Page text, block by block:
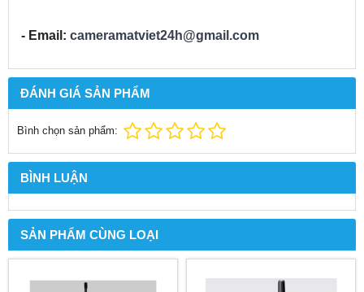
- Email: cameramatviet24h@gmail.com
ĐÁNH GIÁ SẢN PHẨM
Bình chọn sản phẩm:
BÌNH LUẬN
SẢN PHẨM CÙNG LOẠI